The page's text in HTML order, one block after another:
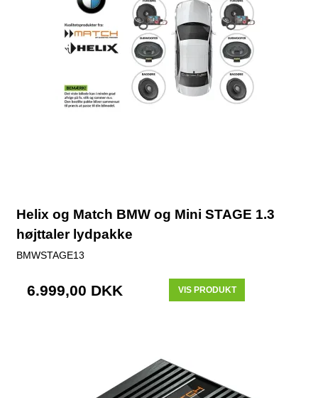
Helix og Match BMW og Mini STAGE 1.3
højttaler lydpakke
BMWSTAGE13
6.999,00 DKK VIS PRODUKT